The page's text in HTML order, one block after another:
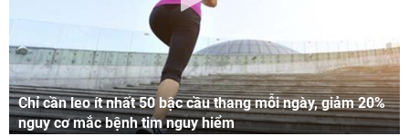
Chỉ cần leo ít nhất 50 bậc cầu thang mỗi ngày, giảm 20%
nguy cơ mắc bệnh tim nguy hiểm